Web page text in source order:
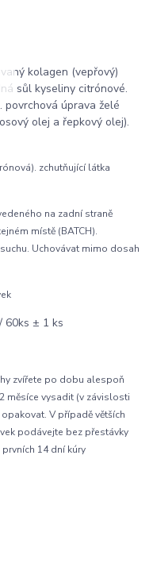
kolagen (vepřový)
sůl kyseliny citrónové.
povrchová úprava želé
olej a řepkový olej).
zchutňující látka
na zadní straně
místě (BATCH).
Uchovávat mimo dosah
60ks ± 1 ks
zvířete po dobu alespoň
měsíce vysadit (v závislosti
V případě větších
podávejte bez přestávky
14 dní kúry